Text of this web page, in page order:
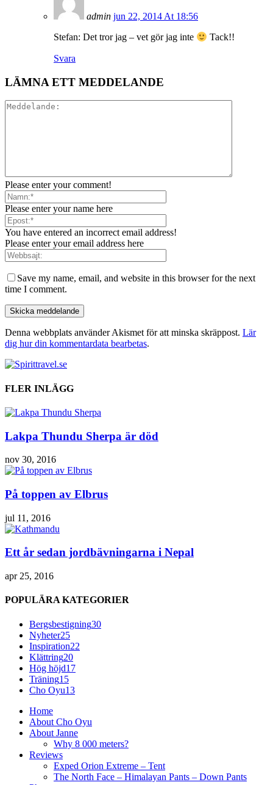
admin jun 22, 2014 At 18:56
Stefan: Det tror jag – vet gör jag inte
Tack!!
Svara
LÄMNA ETT MEDDELANDE
Please enter your comment!
Please enter your name here
You have entered an incorrect email address!
Please enter your email address here
Save my name, email, and website in this browser for the next
time I comment.
Denna webbplats använder Akismet för att minska skräppost. Lär
dig hur din kommentardata bearbetas.
FLER INLÄGG
Lakpa Thundu Sherpa är död
nov 30, 2016
På toppen av Elbrus
jul 11, 2016
Ett år sedan jordbävningarna i Nepal
apr 25, 2016
POPULÄRA KATEGORIER
Bergsbestigning30
Nyheter25
Inspiration22
Klättring20
Hög höjd17
Träning15
Cho Oyu13
Home
About Cho Oyu
About Janne
Why 8 000 meters?
Reviews
Exped Orion Extreme – Tent
The North Face – Himalayan Pants – Down Pants